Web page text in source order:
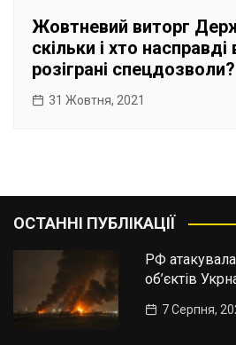
Жовтневий виторг
скільки і хто насправді
розіграні спецдозволи?
31 Жовтня, 2021
ОСТАННІ ПУБЛІКАЦІЇ
РФ
об’єктів
7 Серпня,